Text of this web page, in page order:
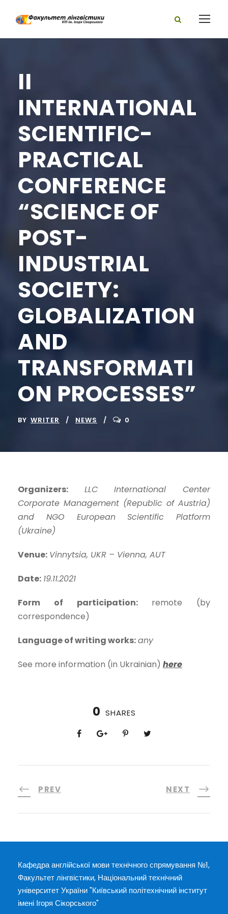
II
INTERNATIONAL
SCIENTIFIC-
PRACTICAL
CONFERENCE
“SCIENCE OF
POST-
INDUSTRIAL
SOCIETY:
GLOBALIZATION
AND
TRANSFORMATI
ON PROCESSES”
BY WRITER NEWS 0
Organizers:
LLC International Center
Corporate Management (Republic of Austria)
and NGO European Scientific Platform
(Ukraine)
Venue: Vinnytsia, UKR – Vienna, AUT
Date: 19.11.2021
Form of participation:remote (by
correspondence)
Language of writing works:any
See more information (in Ukrainian) here
0 SHARES
PREV NEXT
Кафедра англійської мови технічного спрямування №1,
Факультет лінгвістики, Національний технічний
університет України "Київський політехнічний інститут
імені Ігоря Сікорського"